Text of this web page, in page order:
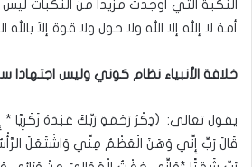
النكبة التي أوجدت مزيدا من النكبات
أمة لا إلله إلا الله ولا حول ولا قوة إلآ
خلافة الأنبياء نظام كوني وليس اجتهادا
يقول تعالى: (ذِكْرُ رَحْمَةِ رَبِّكَ عَبْدَهُ زَكَرِيَّا *
قَالَ رَبِّ إِنِّي وَهَنَ الْعَظْمُ مِنِّي وَاشْتَعَلَ